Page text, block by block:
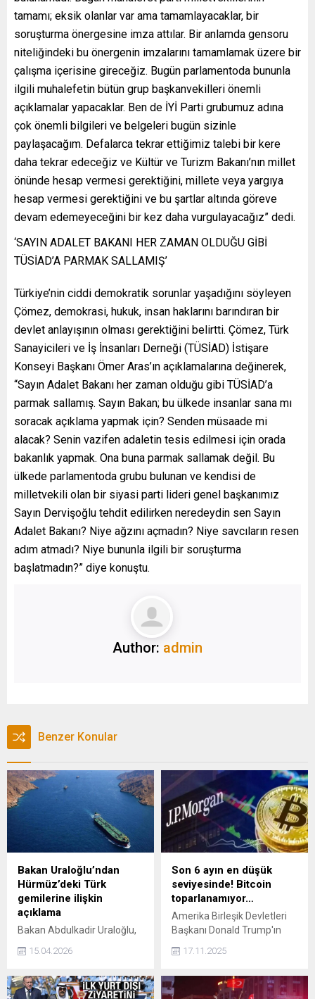
tamamı; eksik olanlar var ama tamamlayacaklar, bir
soruşturma önergesine imza attılar. Bir anlamda gensoru
niteliğindeki bu önergenin imzalarını tamamlamak üzere bir
çalışma içerisine gireceğiz. Bugün parlamentoda bununla
ilgili muhalefetin bütün grup başkanvekilleri önemli
açıklamalar yapacaklar. Ben de İYİ Parti grubumuz adına
çok önemli bilgileri ve belgeleri bugün sizinle
paylaşacağım. Defalarca tekrar ettiğimiz talebi bir kere
daha tekrar edeceğiz ve Kültür ve Turizm Bakanı’nın millet
önünde hesap vermesi gerektiğini, millete veya yargıya
hesap vermesi gerektiğini ve bu şartlar altında göreve
devam edemeyeceğini bir kez daha vurgulayacağız” dedi.
‘SAYIN ADALET BAKANI HER ZAMAN OLDUĞU GİBİ
TÜSİAD’A PARMAK SALLAMIŞ’
Türkiye’nin ciddi demokratik sorunlar yaşadığını söyleyen
Çömez, demokrasi, hukuk, insan haklarını barındıran bir
devlet anlayışının olması gerektiğini belirtti. Çömez, Türk
Sanayicileri ve İş İnsanları Derneği (TÜSİAD) İstişare
Konseyi Başkanı Ömer Aras’ın açıklamalarına değinerek,
“Sayın Adalet Bakanı her zaman olduğu gibi TÜSİAD’a
parmak sallamış. Sayın Bakan; bu ülkede insanlar sana mı
soracak açıklama yapmak için? Senden müsaade mi
alacak? Senin vazifen adaletin tesis edilmesi için orada
bakanlık yapmak. Ona buna parmak sallamak değil. Bu
ülkede parlamentoda grubu bulunan ve kendisi de
milletvekili olan bir siyasi parti lideri genel başkanımız
Sayın Dervişoğlu tehdit edilirken neredeydin sen Sayın
Adalet Bakanı? Niye ağzını açmadın? Niye savcıların resen
adım atmadı? Niye bununla ilgili bir soruşturma
başlatmadın?” diye konuştu.
Author: admin
Benzer Konular
Bakan Uraloğlu’ndan
Hürmüz’deki Türk
gemilerine ilişkin
açıklama
Bakan Abdulkadir Uraloğlu,
gemilere ilişkin, "Geri kalan 8
çalışmaları Dışişleri
15.04.2026
Son 6 ayın en düşük
seviyesinde! Bitcoin
toparlanamıyor…
Amerika Birleşik Devletleri
Başkanı Donald Trump'ın
Bitcoin, 6 ayın en düşük
17.11.2025